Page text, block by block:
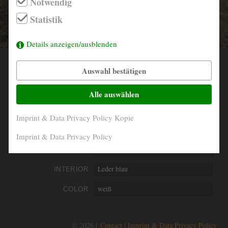
YEAR 1966
183.956 Km
INTERIOR Leder blau
COLOR weiß
© 2026 | Contact Imprint & Data Privacy Policy
Statistik
Details anzeigen/ausblenden
Auswahl bestätigen
Alle auswählen
Imprint & Data Privacy Policy Kopie
Imprint & Data Privacy Policy